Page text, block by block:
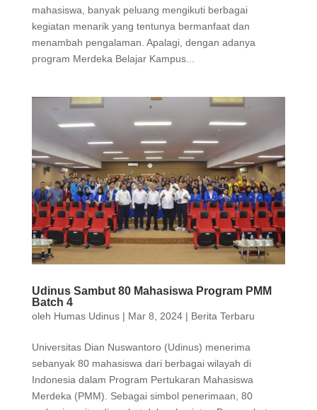
mahasiswa, banyak peluang mengikuti berbagai
kegiatan menarik yang tentunya bermanfaat dan
menambah pengalaman. Apalagi, dengan adanya
program Merdeka Belajar Kampus...
Udinus Sambut 80 Mahasiswa Program PMM
Batch 4
oleh Humas Udinus| Mar 8, 2024| Berita Terbaru
Universitas Dian Nuswantoro (Udinus) menerima
sebanyak 80 mahasiswa dari berbagai wilayah di
Indonesia dalam Program Pertukaran Mahasiswa
Merdeka (PMM). Sebagai simbol penerimaan, 80